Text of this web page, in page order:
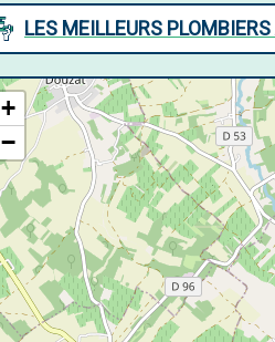
LES MEILLEURS
+
−